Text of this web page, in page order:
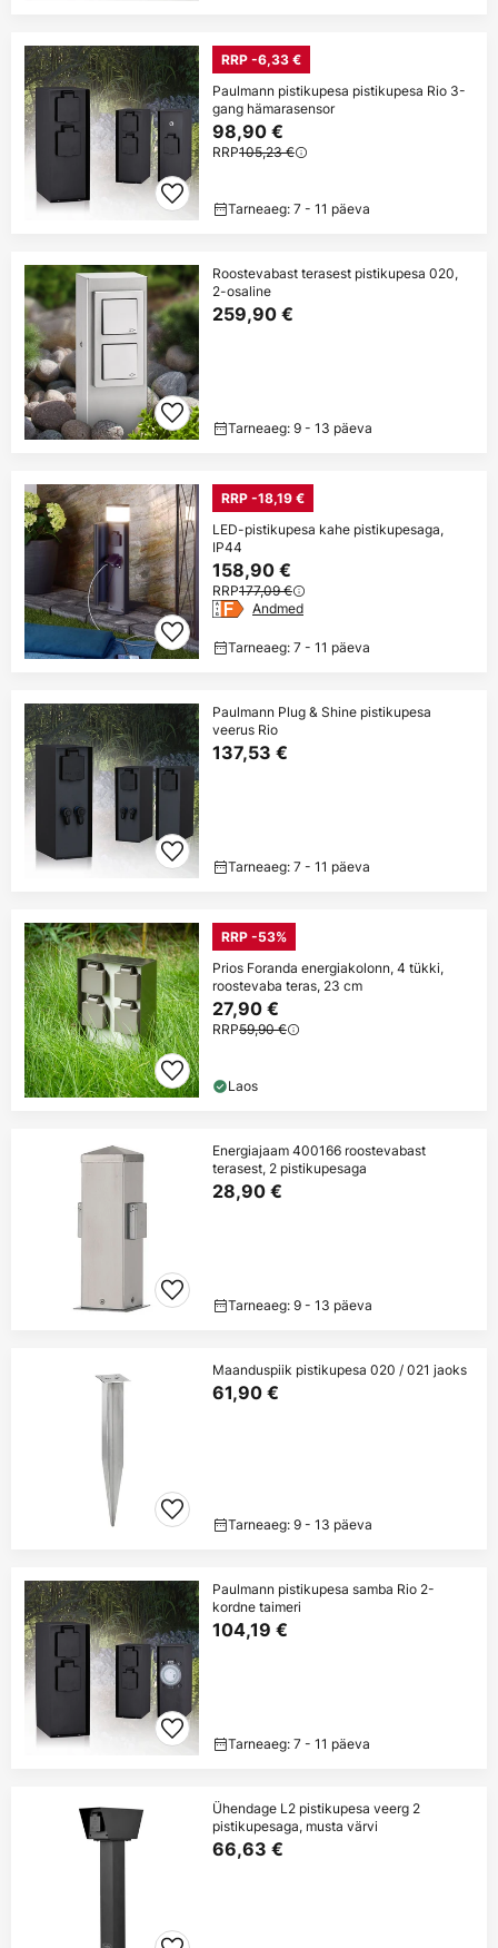
RRP -6,33 €
Paulmann pistikupesa pistikupesa Rio 3-
gang hämarasensor
98,90 €
RRP105,23 €
Tarneaeg: 7 - 11 päeva
Roostevabast terasest pistikupesa 020,
2-osaline
259,90 €
Tarneaeg: 9 - 13 päeva
RRP -18,19 €
LED-pistikupesa kahe pistikupesaga,
IP44
158,90 €
RRP177,09 €
Andmed
Tarneaeg: 7 - 11 päeva
Paulmann Plug & Shine pistikupesa
veerus Rio
137,53 €
Tarneaeg: 7 - 11 päeva
RRP -53%
Prios Foranda energiakolonn, 4 tükki,
roostevaba teras, 23 cm
27,90 €
RRP59,90 €
Laos
Energiajaam 400166 roostevabast
terasest, 2 pistikupesaga
28,90 €
Tarneaeg: 9 - 13 päeva
Maanduspiik pistikupesa 020 / 021 jaoks
61,90 €
Tarneaeg: 9 - 13 päeva
Paulmann pistikupesa samba Rio 2-
kordne taimeri
104,19 €
Tarneaeg: 7 - 11 päeva
Ühendage L2 pistikupesa veerg 2
pistikupesaga, musta värvi
66,63 €